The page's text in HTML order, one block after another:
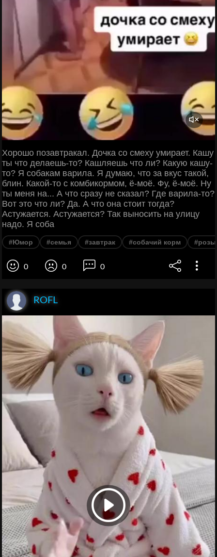
Хорошо позавтракал. Дочка со смеху умирает. Кашу
ты что делаешь-то? Кашляешь что ли? Какую кашу-
то? Я собакам варила. Я думаю, что за вкус такой,
блин. Какой-то с комбикормом, ё-моё. Фу, ё-моё. Ну
ты меня на... А что сразу не сказал? Где варила-то?
Вот это что ли? Да. А что она стоит тогда?
Астужается. Астужается? Так выносить на улицу
надо. Я соба
#Юмор #семья #завтрак #собачий корм
0 0 0
ROFL